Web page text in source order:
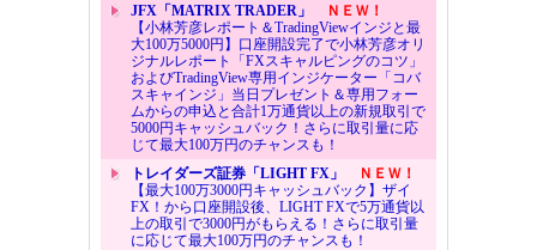
JFX「MATRIX TRADER」
ＮＥＷ！
【小林芳彦レポート＆TradingViewインジと最
大100万5000円】口座開設完了で小林芳彦オリ
ジナルレポート「FXスキャルピングのコツ」
およびTradingView専用インジケーター「コバ
スキャインジ」当日プレゼント＆専用フォー
ムからの申込と合計1万通貨以上の新規取引で
5000円キャッシュバック！さらに取引量に応
じて最大100万円のチャンスも！
トレイダーズ証券「LIGHT FX」
ＮＥＷ！
【最大100万3000円キャッシュバック】ザイ
FX！から口座開設後、LIGHT FXで5万通貨以
上の取引で3000円がもらえる！さらに取引量
に応じて最大100万円のチャンスも！